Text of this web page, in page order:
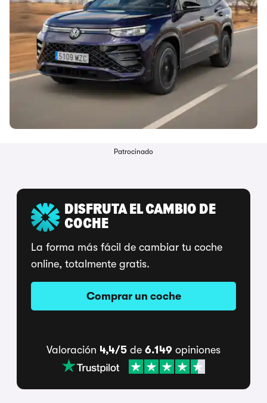
Patrocinado
DISFRUTA EL CAMBIO DE
COCHE
La forma más fácil de cambiar tu coche
online, totalmente gratis.
Comprar un coche
Valoración 4,4/5 de 6.149 opiniones